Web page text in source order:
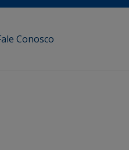
Conosco